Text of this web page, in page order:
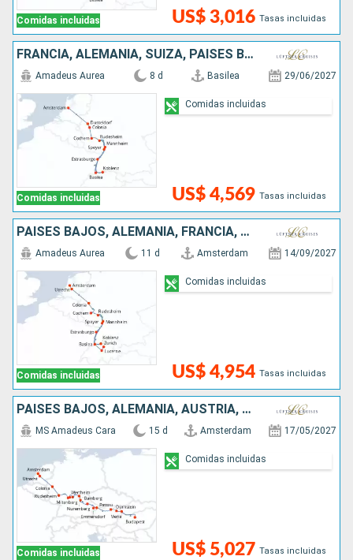
Comidas incluidas US$ 3,016 Tasas incluidas
FRANCIA, ALEMANIA, SUIZA, PAISES BAJOS
Comidas incluidas
Amadeus Aurea 8 d Basilea 29/06/2027
US$ 4,569 Tasas incluidas
Comidas incluidas
PAISES BAJOS, ALEMANIA, FRANCIA, SUIZA
Comidas incluidas
Amadeus Aurea 11 d Amsterdam 14/09/2027
US$ 4,954 Tasas incluidas
Comidas incluidas
PAISES BAJOS, ALEMANIA, AUSTRIA, ESLOVAQUIA, HUNGRÍA
Comidas incluidas
MS Amadeus Cara 15 d Amsterdam 17/05/2027
US$ 5,027 Tasas incluidas
Comidas incluidas